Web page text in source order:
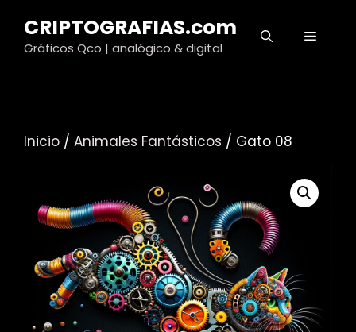
contenido
CRIPTOGRAFIAS.com
Gráficos Qco | analógico & digital
MENÚ
Inicio / Animales Fantásticos / Gato 08